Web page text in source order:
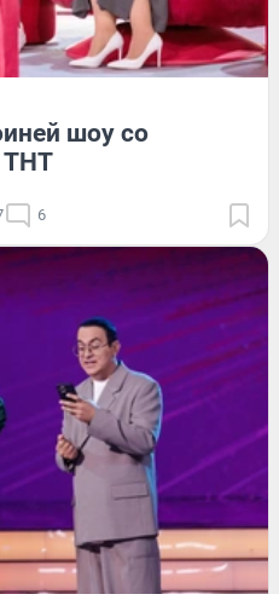
шоу со
ТНТ
6